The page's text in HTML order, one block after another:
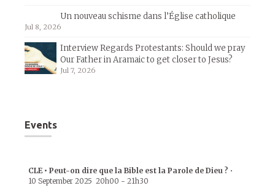
Un nouveau schisme dans l’Église catholique
Jul 8, 2026
Interview Regards Protestants: Should we pray
Our Father in Aramaic to get closer to Jesus?
Jul 7, 2026
Events
CLE • Peut-on dire que la Bible est la Parole de Dieu ? •
10 September 2025 20h00 - 21h30